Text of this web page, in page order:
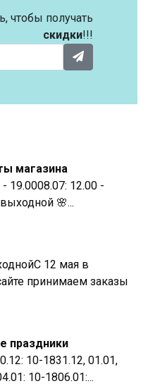
чтобы получать
скидки!!!
магазина
19.0008.07: 12.00 -
🌸...
12 мая в
принимаем заказы
праздники
10-1831.12, 01.01,
10-1806.01:...